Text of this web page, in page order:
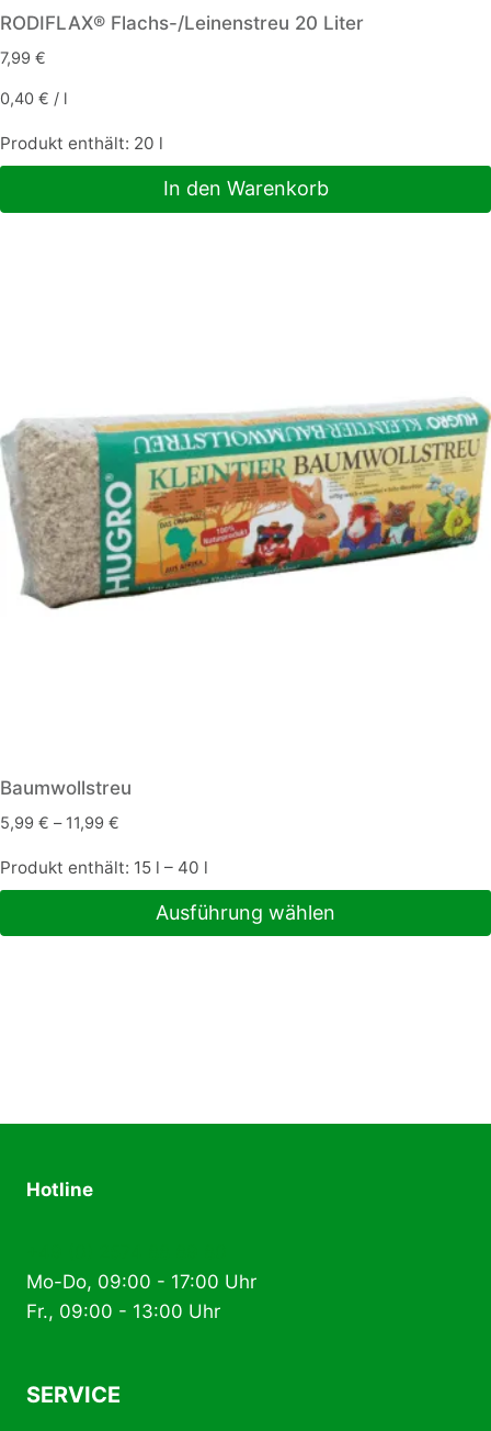
RODIFLAX® Flachs-/Leinenstreu 20 Liter
7,99 €
0,40 € / l
Produkt enthält: 20 l
In den Warenkorb
Baumwollstreu
5,99 € – 11,99 €
Produkt enthält: 15 l – 40 l
Ausführung wählen
Die
können
Produktseite
gewählt
Hotline
Mo-Do, 09:00 - 17:00 Uhr
Fr., 09:00 - 13:00 Uhr
SERVICE